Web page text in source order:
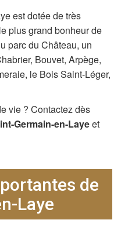
est dotée de très
plus grand bonheur de
parc du Château, un
Bouvet, Arpège,
le Bois Saint-Léger,
vie ? Contactez dès
Germain-en-Layeet
de
Laye